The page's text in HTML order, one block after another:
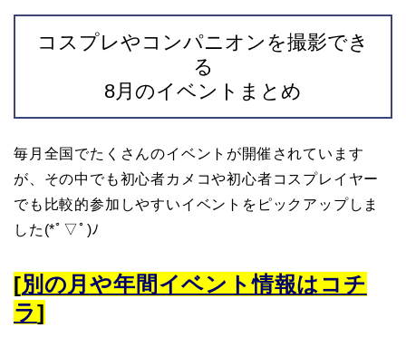
コスプレやコンパニオンを撮影でき
る
8月のイベントまとめ
毎月全国でたくさんのイベントが開催されています
が、その中でも初心者カメコや初心者コスプレイヤー
でも比較的参加しやすいイベントをピックアップしま
した(*ﾟ▽ﾟ)ﾉ
[別の月や年間イベント情報はコチ
ラ]